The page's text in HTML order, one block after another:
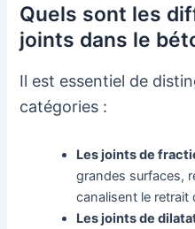
Quels sont les
joints dans le
Il est essentiel de
catégories :
Les joints de
grandes surfaces,
canalisent le retrait
Les joints de